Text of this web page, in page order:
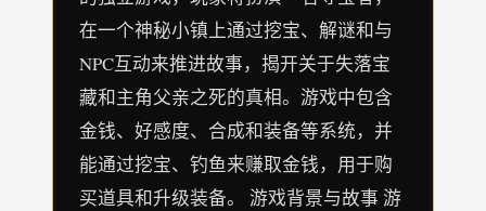
在一个神秘小镇上通过挖宝、解谜和与
NPC互动来推进故事，揭开关于失落宝
藏和主角父亲之死的真相。游戏中包含
金钱、好感度、合成和装备等系统，并
能通过挖宝、钓鱼来赚取金钱，用于购
买道具和升级装备。 游戏背景与故事 游